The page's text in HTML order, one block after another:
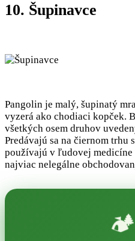
10. Šupinavce
Pangolin je malý, šupinatý
vyzerá ako chodiaci kopček.
všetkých osem druhov
Predávajú sa na čiernom trhu
používajú v ľudovej medicíne
najviac nelegálne